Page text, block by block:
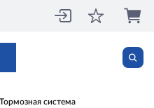
Тормозная система